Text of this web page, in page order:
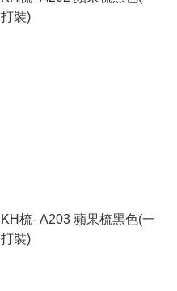
打裝)
KH梳- A203 蘋果梳黑色(一
打裝)